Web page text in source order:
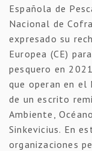
Española de
Nacional de
expresado su
Europea (CE)
pesquero en
que operan en
de un escrito
Ambiente,
Sinkevicius. En
organizaciones